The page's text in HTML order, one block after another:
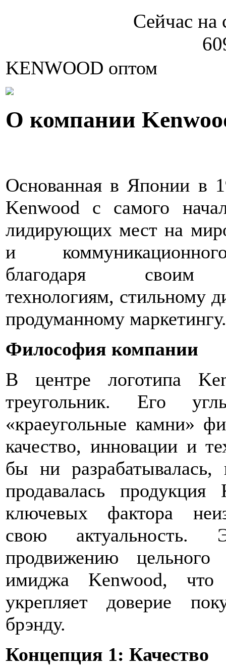
Сейчас на
KENWOOD оптом
О компании
Основанная в Японии в
Kenwood с самого
лидирующих мест на
и
благодаря своим
технологиям, стильному
продуманному маркетингу.
Философия компании
В центре логотипа
треугольник. Его
«краеугольные камни»
качество, инновации и
бы ни разрабатывалась,
продавалась
ключевых фактора
свою актуальность.
продвижению цельного
имиджа Kenwood,
укрепляет доверие
брэнду.
Концепция 1: Качество